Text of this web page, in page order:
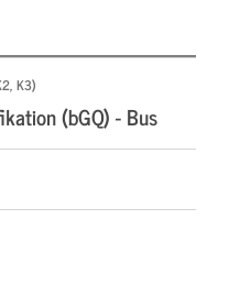
K3)
(bGQ) - Bus